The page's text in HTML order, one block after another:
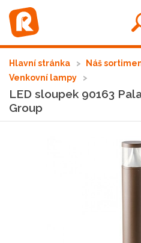
Hlavní stránka Náš
Venkovní lampy
LED sloupek 90163
Group